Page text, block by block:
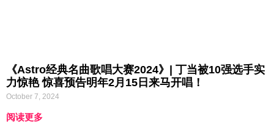
《Astro经典名曲歌唱大赛2024》| 丁当被10强选手实
力惊艳 惊喜预告明年2月15日来马开唱！
October 7, 2024
阅读更多